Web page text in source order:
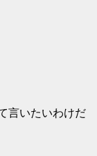
言いたいわけだ